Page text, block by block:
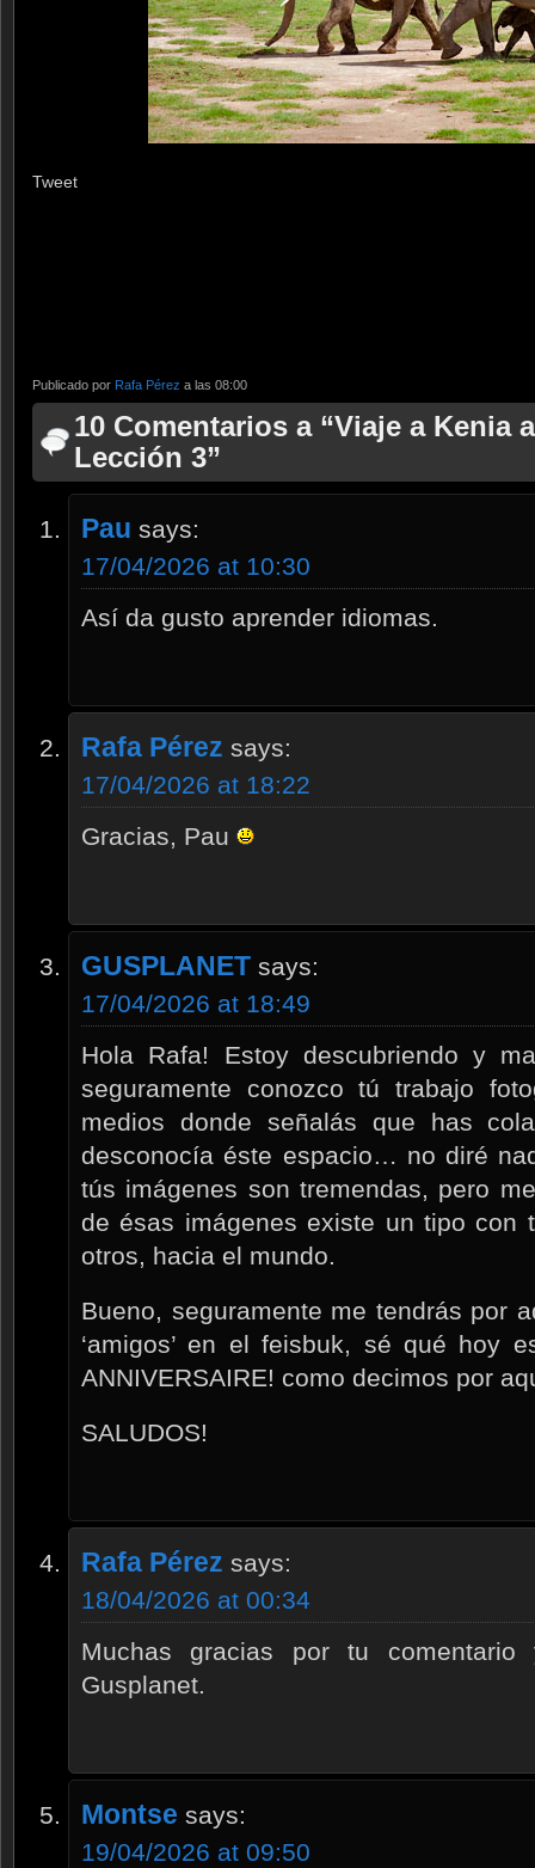
Tweet
Publicado por Rafa Pérez a las 08:00
10 Comentarios a “Viaje a Kenia
Lección 3”
Pau says:
17/04/2026 at 10:30
Así da gusto aprender idiomas.
Rafa Pérez says:
17/04/2026 at 18:22
Gracias, Pau
GUSPLANET says:
17/04/2026 at 18:49
Hola Rafa! Estoy descubriendo y
seguramente conozco tú trabajo
medios donde señalás que has
desconocía éste espacio… no diré
tús imágenes son tremendas, pero
de ésas imágenes existe un tipo con
otros, hacia el mundo.
Bueno, seguramente me tendrás por
‘amigos’ en el feisbuk, sé qué hoy
ANNIVERSAIRE! como decimos por
SALUDOS!
Rafa Pérez says:
18/04/2026 at 00:34
Muchas gracias por tu
Gusplanet.
Montse says:
19/04/2026 at 09:50